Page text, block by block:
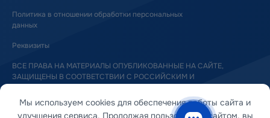
Политика в отношении обработки персональных
данных
Реквизиты
ВСЕ ПРАВА НА МАТЕРИАЛЫ ОПУБЛИКОВАННЫЕ НА САЙТЕ,
ЗАЩИЩЕНЫ В СООТВЕТСТВИИ С РОССИЙСКИМ И
И СМЕЖНЫХ ПРАВАХ
Мы используем cookies для обеспечения работы сайта и
улучшения сервиса. Продолжая пользоваться сайтом, вы